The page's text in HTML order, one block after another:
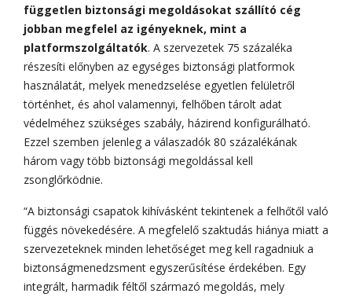
független biztonsági megoldásokat szállító cég
jobban megfelel az igényeknek, mint a
platformszolgáltatók. A szervezetek 75 százaléka
részesíti előnyben az egységes biztonsági platformok
használatát, melyek menedzselése egyetlen felületről
történhet, és ahol valamennyi, felhőben tárolt adat
védelméhez szükséges szabály, házirend konfigurálható.
Ezzel szemben jelenleg a válaszadók 80 százalékának
három vagy több biztonsági megoldással kell
zsonglőrködnie.
“A biztonsági csapatok kihívásként tekintenek a felhőtől való
függés növekedésére. A megfelelő szaktudás hiánya miatt a
szervezeteknek minden lehetőséget meg kell ragadniuk a
biztonságmenedzsment egyszerűsítése érdekében. Egy
integrált, harmadik féltől származó megoldás, mely